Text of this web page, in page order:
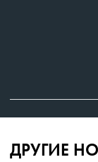
ДРУГИЕ